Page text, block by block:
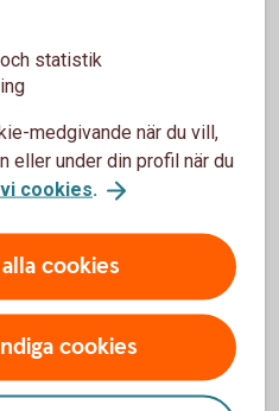
vid
7 siffror i kontonumret
statistik
medgivande när du vill,
eller under din profil när du
cookies.
cookies
cookies